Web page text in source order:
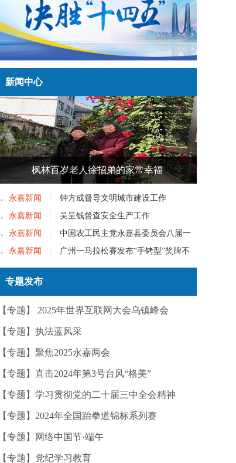
新闻中心
枫林百岁老人徐招弟的家常幸福
永嘉新闻
钟方成督导文明城市建设工作
永嘉新闻
吴呈钱督查安全生产工作
永嘉新闻
中国农工民主党永嘉县委员会八届一
次党员大会召开
永嘉新闻
广州一马拉松赛发布“手铐型”奖牌不
实——今日辟谣（2025年12月25日）
专题发布
【专题】 2025年世界互联网大会乌镇峰会
【专题】执法蓝风采
【专题】聚焦2025永嘉两会
【专题】直击2024年第3号台风“格美”
【专题】学习贯彻党的二十届三中全会精神
【专题】2024年全国跆拳道锦标系列赛
【专题】网络中国节·端午
【专题】党纪学习教育